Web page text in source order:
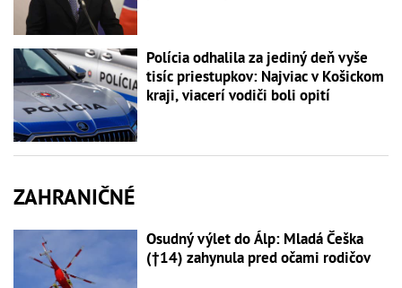
Polícia odhalila za jediný deň vyše
tisíc priestupkov: Najviac v Košickom
kraji, viacerí vodiči boli opití
ZAHRANIČNÉ
Osudný výlet do Álp: Mladá Češka
(†14) zahynula pred očami rodičov